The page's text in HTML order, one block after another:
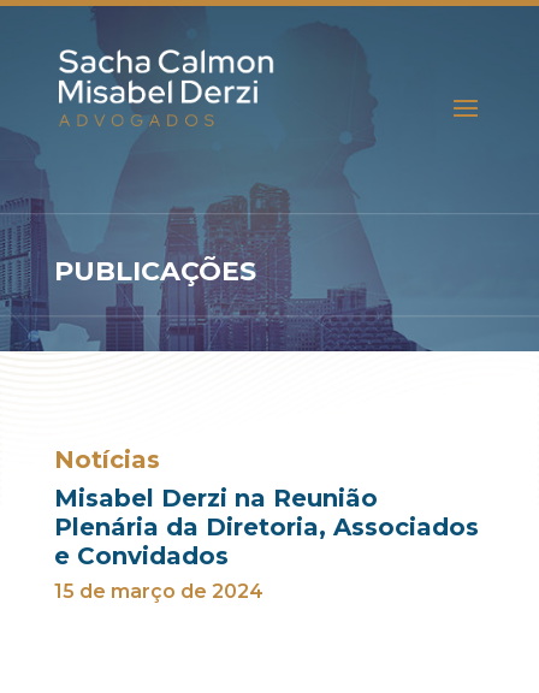
PUBLICAÇÕES
Notícias
Misabel Derzi na Reunião
Plenária da Diretoria, Associados
e Convidados
15 de março de 2024